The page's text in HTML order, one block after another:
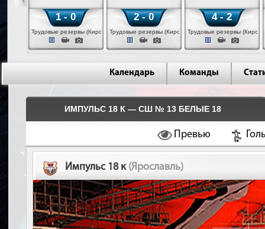
1 - 0
Трудовые резервы (Киров)
2 - 0
Трудовые резервы (Киров)
4 - 2
Трудовые резервы (Киров)
Календарь Команды
ИМПУЛЬС 18 К — СШ № 13 БЕЛЫЕ 18
Превью
Импульс 18 к (Ярославль)